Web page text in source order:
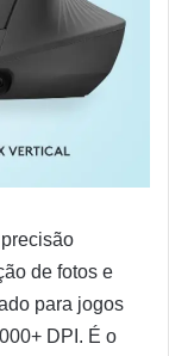
de fotos e
para jogos
DPI. É o